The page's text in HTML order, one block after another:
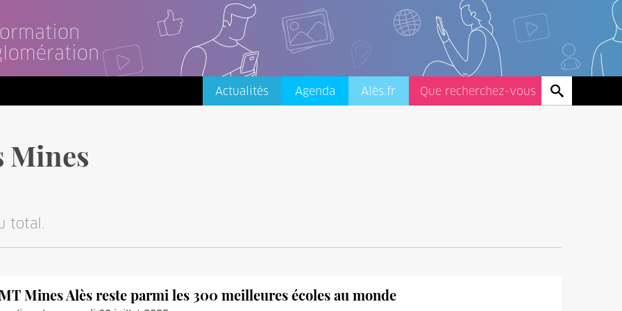
Actualités Agenda Alès.fr
Mines
total.
Mines Alès reste parmi les 300 meilleures écoles au monde